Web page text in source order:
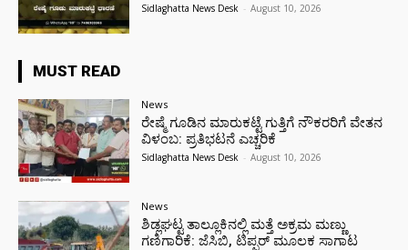
Sidlaghatta News Desk - August 10, 2026
MUST READ
News
ರೇಷ್ಮೆ ಗೂಡಿನ ಮಾರುಕಟ್ಟೆ ಗುತ್ತಿಗೆ ನೌಕರರಿಗೆ ವೇತನ
ವಿಳಂಬ: ಪ್ರತಿಭಟನೆ ಎಚ್ಚರಿಕೆ
Sidlaghatta News Desk - August 10, 2026
News
ಶಿಡ್ಲಘಟ್ಟ ತಾಲ್ಲೂಕಿನಲ್ಲಿ ಮತ್ತೆ ಅಕ್ರಮ ಮಣ್ಣು
ಗಣಿಗಾರಿಕೆ: ಜೆಸಿಬಿ, ಟಿಪ್ಪರ್ ಮೂಲಕ ಸಾಗಾಟ